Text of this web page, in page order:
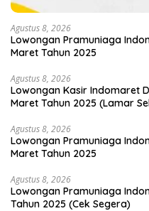
Agustus 8, 2026
Lowongan Pramuniaga
Maret Tahun 2025
Agustus 8, 2026
Lowongan Kasir Indomaret
Maret Tahun 2025 (Lamar
Agustus 8, 2026
Lowongan Pramuniaga
Maret Tahun 2025
Agustus 8, 2026
Lowongan Pramuniaga
Tahun 2025 (Cek Segera)